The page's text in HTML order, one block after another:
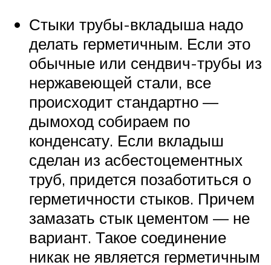
Стыки трубы-вкладыша надо
делать герметичным. Если это
обычные или сендвич-трубы из
нержавеющей стали, все
происходит стандартно —
дымоход собираем по
конденсату. Если вкладыш
сделан из асбестоцементных
труб, придется позаботиться о
герметичности стыков. Причем
замазать стык цементом — не
вариант. Такое соединение
никак не является герметичным